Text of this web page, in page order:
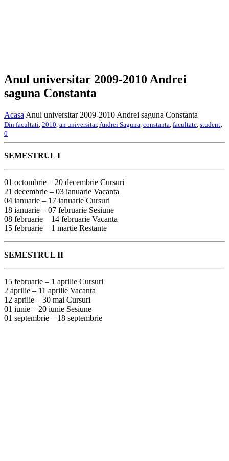
Anul universitar 2009-2010 Andrei
saguna Constanta
Acasa Anul universitar 2009-2010 Andrei saguna Constanta
Din facultati 2010 an universitar, Andrei Saguna constanta facultate student,
0
SEMESTRUL I
01 octombrie – 20 decembrie Cursuri
21 decembrie – 03 ianuarie Vacanta
04 ianuarie – 17 ianuarie Cursuri
18 ianuarie – 07 februarie Sesiune
08 februarie – 14 februarie Vacanta
15 februarie – 1 martie Restante
SEMESTRUL II
15 februarie – 1 aprilie Cursuri
2 aprilie – 11 aprilie Vacanta
12 aprilie – 30 mai Cursuri
01 iunie – 20 iunie Sesiune
01 septembrie – 18 septembrie